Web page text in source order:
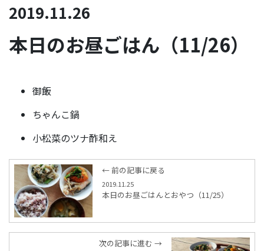
2019.11.26
本日のお昼ごはん（11/26）
御飯
ちゃんこ鍋
小松菜のツナ酢和え
← 前の記事に戻る
2019.11.25
本日のお昼ごはんとおやつ（11/25）
次の記事に進む →